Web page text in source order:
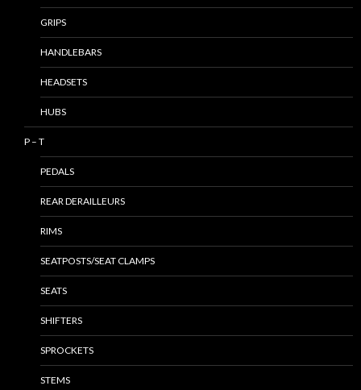
GRIPS
HANDLEBARS
HEADSETS
HUBS
P – T
PEDALS
REAR DERAILLEURS
RIMS
SEATPOSTS/SEAT CLAMPS
SEATS
SHIFTERS
SPROCKETS
STEMS